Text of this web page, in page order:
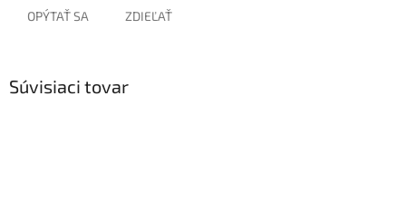
OPÝTAŤ SA ZDIEĽAŤ
Súvisiaci tovar